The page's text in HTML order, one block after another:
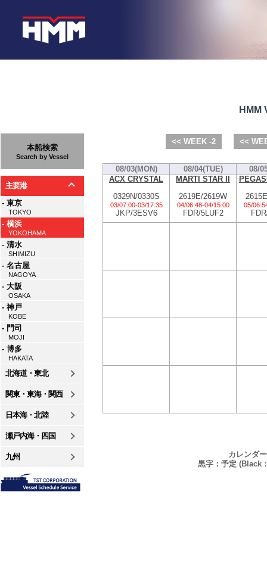
本船検索
Search by Vessel
主要港
- 東京
TOKYO
- 横浜
YOKOHAMA
- 清水
SHIMIZU
- 名古屋
NAGOYA
- 大阪
OSAKA
- 神戸
KOBE
- 門司
MOJI
- 博多
HAKATA
北海道・東北
関東・東海・関西
日本海・北陸
瀬戸内海・四国
九州
HMM
<< WEEK -2 <<
08/03(MON) 08/04(TUE)
08/
ACX CRYSTAL
0329N/0330S
03/07:00-03/17:35
JKP/3ESV6
MARTI STAR II
2619E/2619W
04/06:48-04/15:00
FDR/5LUF2
05/
カレンダ
黒字：予定